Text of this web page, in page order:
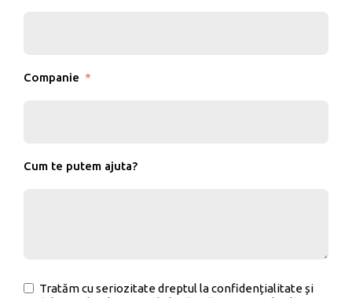
Companie
Cum te putem ajuta?
Tratăm cu seriozitate dreptul la confidențialitate și